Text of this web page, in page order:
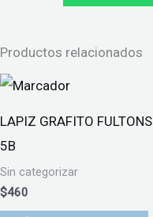
UNIDADES
MOTARRO
COLOR
AMARILLO
cantidad
Productos relacionados
LAPIZ GRAFITO FULTONS
5B
Sin categorizar
$460